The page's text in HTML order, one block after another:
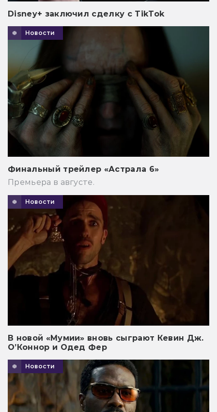
Disney+ заключил сделку с TikTok
Новости
Финальный трейлер «Астрала 6»
Премьера в августе.
Новости
В новой «Мумии» вновь сыграют Кевин Дж.
О’Коннор и Одед Фер
Новости